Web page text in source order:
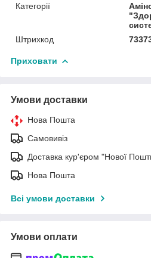
Категорії
Штрихкод
Приховати
Умови доставки
Нова Пошта
Самовивіз
Доставка кур'єром "Нової
Нова Пошта
Всі умови доставки
Умови оплати